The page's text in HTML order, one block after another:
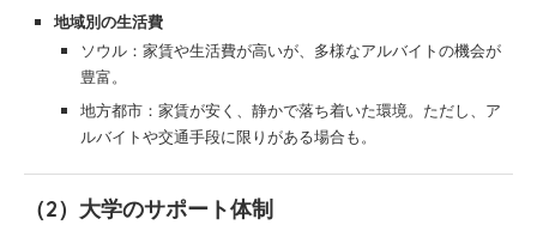
地域別の生活費
ソウル：家賃や生活費が高いが、多様なアルバイトの機会が
豊富。
地方都市：家賃が安く、静かで落ち着いた環境。ただし、ア
ルバイトや交通手段に限りがある場合も。
（2）大学のサポート体制